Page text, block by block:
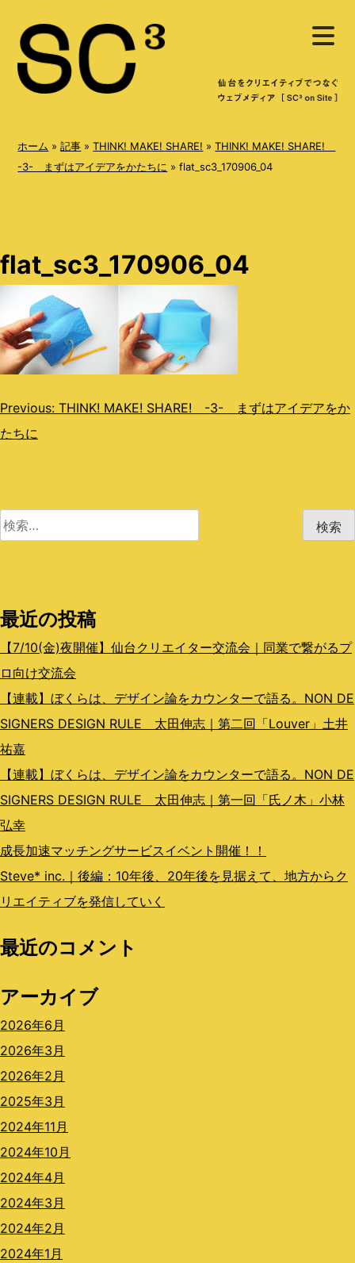
e
メ
ニ
を
開
く
ホーム »記事 »THINK! MAKE! SHARE! »THINK! MAKE! SHARE!
-3- まずはアイデアをかたちに »flat_sc3_170906_04
flat_sc3_170906_04
投
稿
ゲ
ョ
ン
Previous: THINK! MAKE! SHARE! -3- まずはアイデアをか
たちに
検
最近の投稿
【7/10(金)夜開催】仙台クリエイター交流会｜同業で繋がるプ
ロ向け交流会
【連載】ぼくらは、デザイン論をカウンターで語る。NON DE
SIGNERS DESIGN RULE 太田伸志｜第二回「Louver」土井
祐嘉
【連載】ぼくらは、デザイン論をカウンターで語る。NON DE
SIGNERS DESIGN RULE 太田伸志｜第一回「氏ノ木」小林
弘幸
成長加速マッチングサービスイベント開催！！
Steve* inc.｜後編：10年後、20年後を見据えて、地方からク
リエイティブを発信していく
最近のコメント
アーカイブ
2026年6月
2026年3月
2026年2月
2025年3月
2024年11月
2024年10月
2024年4月
2024年3月
2024年2月
2024年1月